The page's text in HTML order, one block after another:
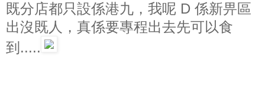
既分店都只設係港九，我呢 D 係新畀區
出沒既人，真係要專程出去先可以食
到.....